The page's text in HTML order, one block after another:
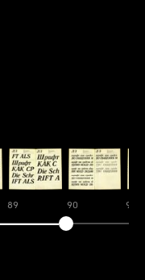
89 90 91